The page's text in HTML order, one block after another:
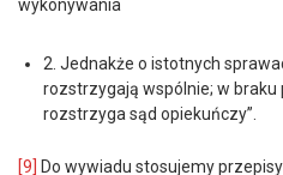
wykonywania
2. Jednakże o istotnych
rozstrzygają wspólnie; w
rozstrzyga sąd opiekuńczy”.
[9] Do wywiadu stosujemy